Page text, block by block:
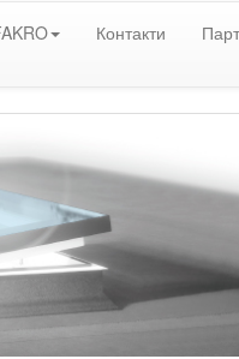
Контакти